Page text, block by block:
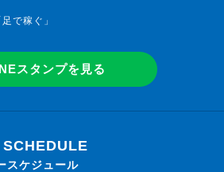
で稼ぐ」
スタンプを見る
スケジュール